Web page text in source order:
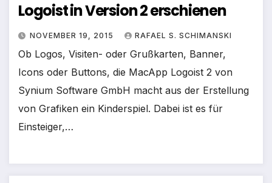
Logoist in Version 2 erschienen
NOVEMBER 19, 2015 RAFAEL S. SCHIMANSKI
Ob Logos, Visiten- oder Grußkarten, Banner,
Icons oder Buttons, die MacApp Logoist 2 von
Synium Software GmbH macht aus der Erstellung
von Grafiken ein Kinderspiel. Dabei ist es für
Einsteiger,…